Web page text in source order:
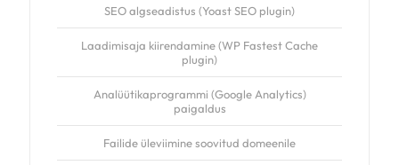
SEO algseadistus (Yoast SEO plugin)
Laadimisaja kiirendamine (WP Fastest Cache
plugin)
Analüütikaprogrammi (Google Analytics)
paigaldus
Failide üleviimine soovitud domeenile